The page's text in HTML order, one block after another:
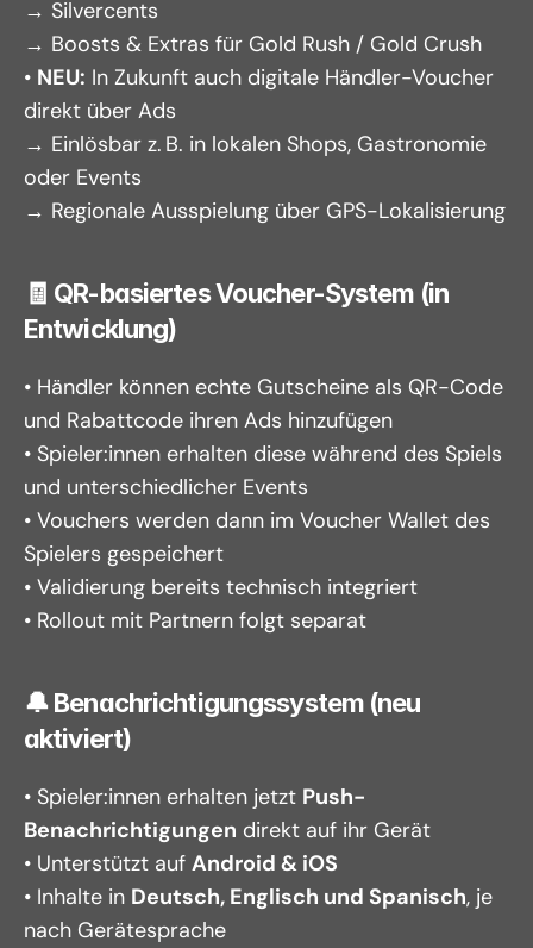
→ Silvercents
→ Boosts & Extras für Gold Rush / Gold Crush
• NEU: In Zukunft auch digitale Händler-Voucher
direkt über Ads
→ Einlösbar z. B. in lokalen Shops, Gastronomie
oder Events
→ Regionale Ausspielung über GPS-Lokalisierung
🧾 QR-basiertes Voucher-System (in
Entwicklung)
• Händler können echte Gutscheine als QR-Code
und Rabattcode ihren Ads hinzufügen
• Spieler:innen erhalten diese während des Spiels
und unterschiedlicher Events
• Vouchers werden dann im Voucher Wallet des
Spielers gespeichert
• Validierung bereits technisch integriert
• Rollout mit Partnern folgt separat
🔔 Benachrichtigungssystem (neu
aktiviert)
• Spieler:innen erhalten jetzt Push-
Benachrichtigungen direkt auf ihr Gerät
• Unterstützt auf Android & iOS
• Inhalte in Deutsch, Englisch und Spanisch, je
nach Gerätesprache